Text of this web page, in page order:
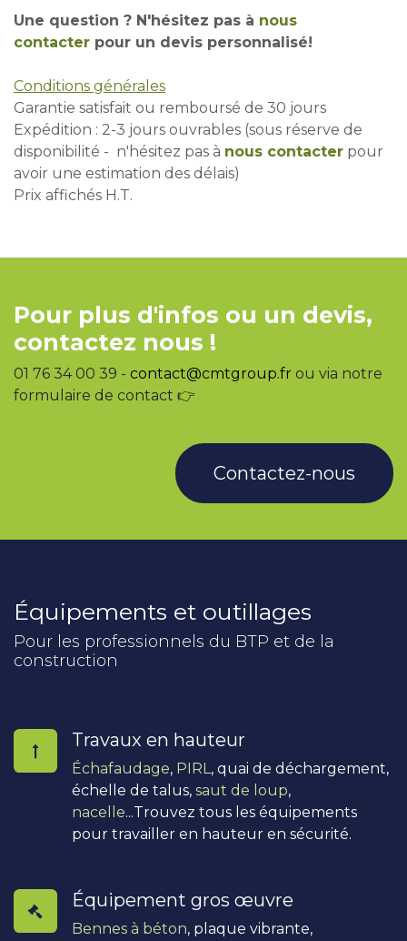
Une question ? N'hésitez pas à nous
contacter pour un devis personnalisé!
Conditions générales
Garantie satisfait ou remboursé de 30 jours
Expédition : 2-3 jours ouvrables (sous réserve de
disponibilité - n'hésitez pas à nous contacter pour
avoir une estimation des délais)
Prix affichés H.T.
Pour plus d'infos ou un devis,
contactez nous !
01 76 34 00 39 - contact@cmtgroup.fr ou via notre
formulaire de contact 👉
Contactez-nous
Équipements et outillages
Pour les professionnels du BTP et de la
construction
Travaux en hauteur
Échafaudage, PIRL, quai de déchargement,
échelle de talus, saut de loup,
nacelle...Trouvez tous les équipements
pour travailler en hauteur en sécurité.
Équipement gros œuvre
Bennes à béton, plaque vibrante,